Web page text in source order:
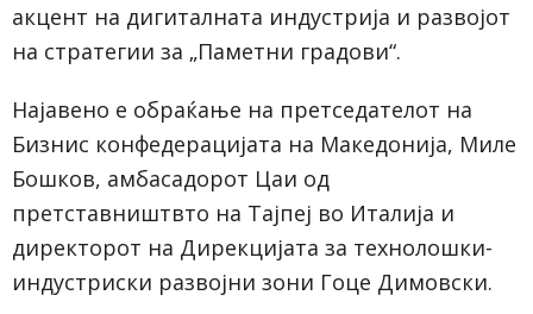
акцент на дигиталната индустрија и развојот
на стратегии за „Паметни градови“.
Најавено е обраќање на претседателот на
Бизнис конфедерацијата на Македонија, Миле
Бошков, амбасадорот Цаи од
претставништвто на Тајпеј во Италија и
директорот на Дирекцијата за технолошки-
индустриски развојни зони Гоце Димовски.